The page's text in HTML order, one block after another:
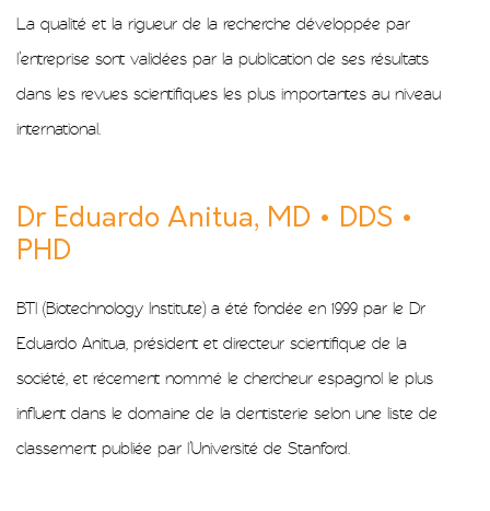
La qualité et la rigueur de la recherche développée par
l’entreprise sont validées par la publication de ses résultats
dans les revues scientifiques les plus importantes au niveau
international.
Dr Eduardo Anitua, MD • DDS •
PHD
BTI (Biotechnology Institute) a été fondée en 1999 par le Dr
Eduardo Anitua, président et directeur scientifique de la
société, et récement nommé le chercheur espagnol le plus
influent dans le domaine de la dentisterie selon une liste de
classement publiée par l’Université de Stanford.